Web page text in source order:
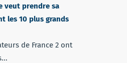
veut prendre sa
les 10 plus grands
de France 2 ont